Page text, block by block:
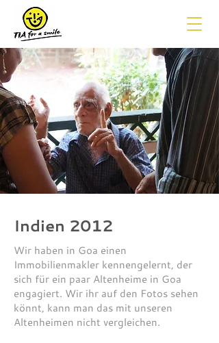
Indien 2012
Wir haben in Goa einen
Immobilienmakler kennengelernt, der
sich für ein paar Altenheime in Goa
engagiert. Wir ihr auf den Fotos sehen
könnt, kann man das mit unseren
Altenheimen nicht vergleichen.